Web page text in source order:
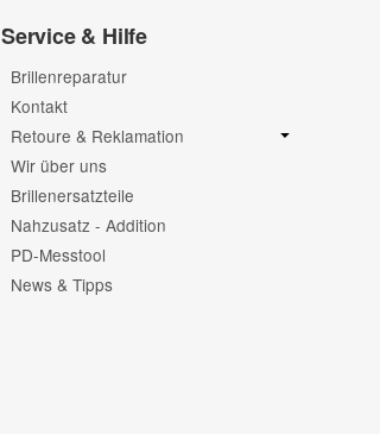
Service & Hilfe
Brillenreparatur
Kontakt
Retoure & Reklamation
Wir über uns
Brillenersatzteile
Nahzusatz - Addition
PD-Messtool
News & Tipps